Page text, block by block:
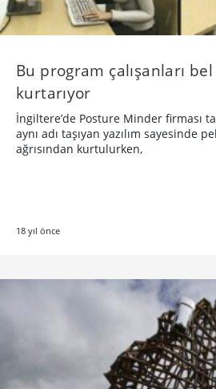
Bu program çalışanları bel
kurtarıyor
İngiltere’de Posture Minder firması
aynı adı taşıyan yazılım sayesinde
ağrısından kurtulurken,
18 yıl önce